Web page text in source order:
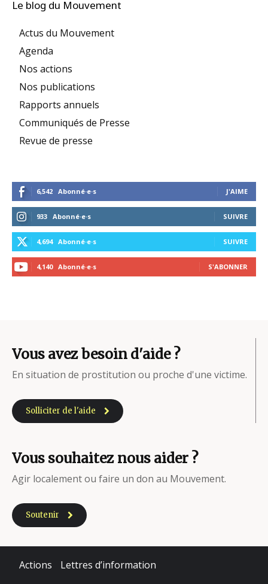
Le blog du Mouvement
Actus du Mouvement
Agenda
Nos actions
Nos publications
Rapports annuels
Communiqués de Presse
Revue de presse
6,542 Abonné·e·s J'AIME
933 Abonné·e·s SUIVRE
4,694 Abonné·e·s SUIVRE
4,140 Abonné·e·s S'ABONNER
Vous avez besoin d'aide ?
En situation de prostitution ou proche d'une victime.
Solliciter de l'aide
Vous souhaitez nous aider ?
Agir localement ou faire un don au Mouvement.
Soutenir
Actions Lettres d’information